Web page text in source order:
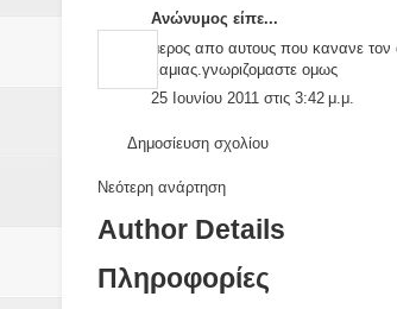
Ανώνυμος είπε...
μερος απο αυτους που κανανε τον
λαμιας.γνωριζομαστε ομως
25 Ιουνίου 2011 στις 3:42 μ.μ.
Δημοσίευση σχολίου
Νεότερη ανάρτηση
Author Details
Πληροφορίες